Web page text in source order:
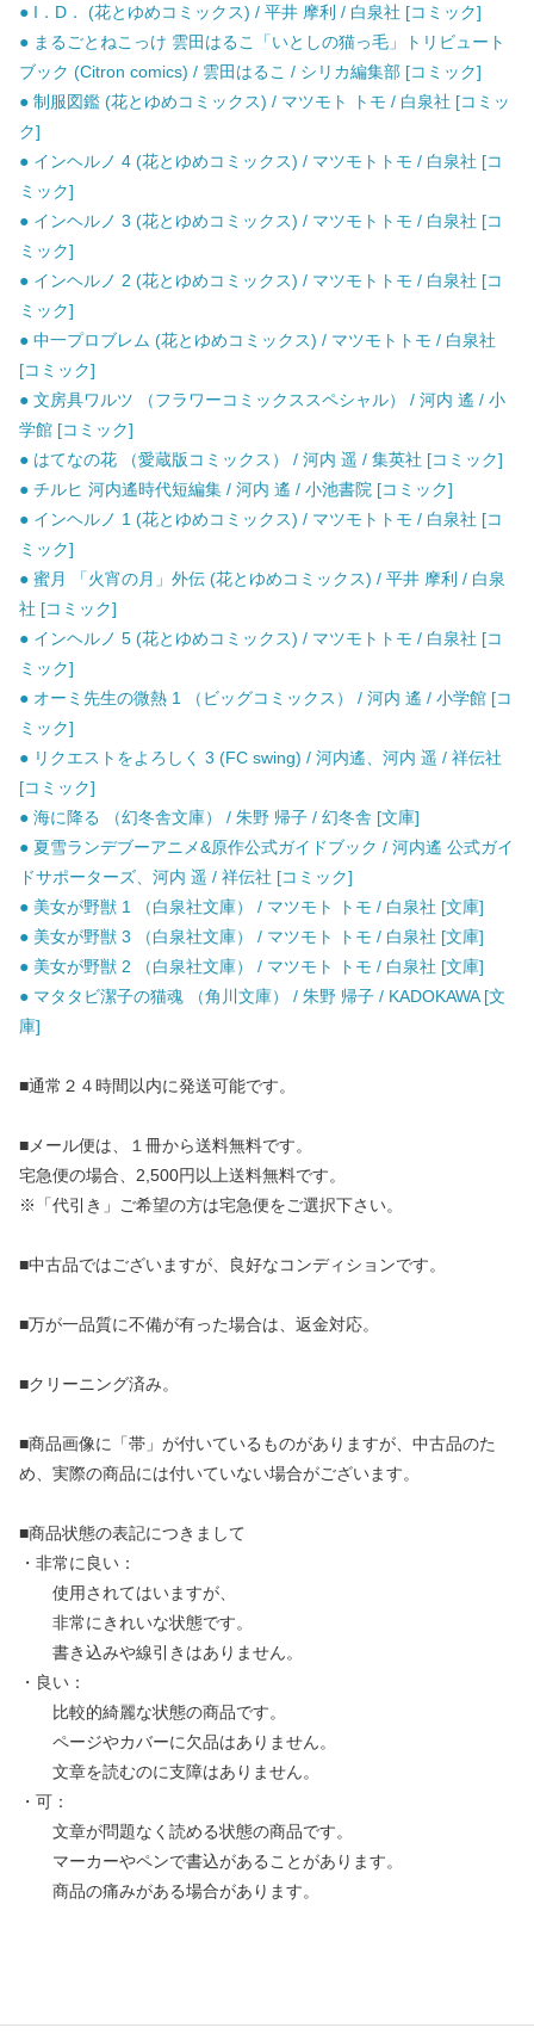
● I．D． (花とゆめコミックス) / 平井 摩利 / 白泉社 [コミック]
● まるごとねこっけ 雲田はるこ「いとしの猫っ毛」トリビュート
ブック (Citron comics) / 雲田はるこ / シリカ編集部 [コミック]
● 制服図鑑 (花とゆめコミックス) / マツモト トモ / 白泉社 [コミッ
ク]
● インヘルノ 4 (花とゆめコミックス) / マツモトトモ / 白泉社 [コ
ミック]
● インヘルノ 3 (花とゆめコミックス) / マツモトトモ / 白泉社 [コ
ミック]
● インヘルノ 2 (花とゆめコミックス) / マツモトトモ / 白泉社 [コ
ミック]
● 中一プロブレム (花とゆめコミックス) / マツモトトモ / 白泉社
[コミック]
● 文房具ワルツ （フラワーコミックススペシャル） / 河内 遙 / 小
学館 [コミック]
● はてなの花 （愛蔵版コミックス） / 河内 遥 / 集英社 [コミック]
● チルヒ 河内遙時代短編集 / 河内 遙 / 小池書院 [コミック]
● インヘルノ 1 (花とゆめコミックス) / マツモトトモ / 白泉社 [コ
ミック]
● 蜜月 「火宵の月」外伝 (花とゆめコミックス) / 平井 摩利 / 白泉
社 [コミック]
● インヘルノ 5 (花とゆめコミックス) / マツモトトモ / 白泉社 [コ
ミック]
● オーミ先生の微熱 1 （ビッグコミックス） / 河内 遙 / 小学館 [コ
ミック]
● リクエストをよろしく 3 (FC swing) / 河内遙、河内 遥 / 祥伝社
[コミック]
● 海に降る （幻冬舎文庫） / 朱野 帰子 / 幻冬舎 [文庫]
● 夏雪ランデブーアニメ&原作公式ガイドブック / 河内遙 公式ガイ
ドサポーターズ、河内 遥 / 祥伝社 [コミック]
● 美女が野獣 1 （白泉社文庫） / マツモト トモ / 白泉社 [文庫]
● 美女が野獣 3 （白泉社文庫） / マツモト トモ / 白泉社 [文庫]
● 美女が野獣 2 （白泉社文庫） / マツモト トモ / 白泉社 [文庫]
● マタタビ潔子の猫魂 （角川文庫） / 朱野 帰子 / KADOKAWA [文
庫]
■通常２４時間以内に発送可能です。
■メール便は、１冊から送料無料です。
宅急便の場合、2,500円以上送料無料です。
※「代引き」ご希望の方は宅急便をご選択下さい。
■中古品ではございますが、良好なコンディションです。
■万が一品質に不備が有った場合は、返金対応。
■クリーニング済み。
■商品画像に「帯」が付いているものがありますが、中古品のた
め、実際の商品には付いていない場合がございます。
■商品状態の表記につきまして
・非常に良い：
使用されてはいますが、
非常にきれいな状態です。
書き込みや線引きはありません。
・良い：
比較的綺麗な状態の商品です。
ページやカバーに欠品はありません。
文章を読むのに支障はありません。
・可：
文章が問題なく読める状態の商品です。
マーカーやペンで書込があることがあります。
商品の痛みがある場合があります。